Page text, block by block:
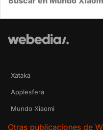
Xataka
Applesfera
Mundo Xiaomi
Otras publicaciones de